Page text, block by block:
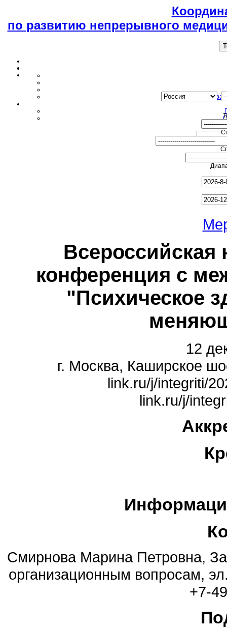
по развитию непрерывного
Всероссийская
конференция с
"Психическое
12
г. Москва, Каширское
link.ru/j/integriti/
link.ru/j/
Смирнова Марина Петровна,
организационным вопросам,
+7-